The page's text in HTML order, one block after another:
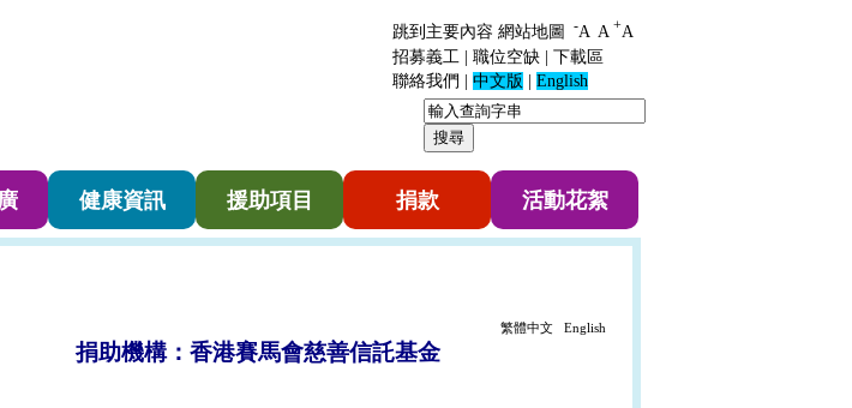
跳到主要內容 網站地圖 -A A +A
招募義工 | 職位空缺 | 下載區
聯絡我們
中文版 English
健康資訊 援助項目 捐款 活動花絮
繁體中文 English
捐助機構：香港賽馬會慈善信託基金